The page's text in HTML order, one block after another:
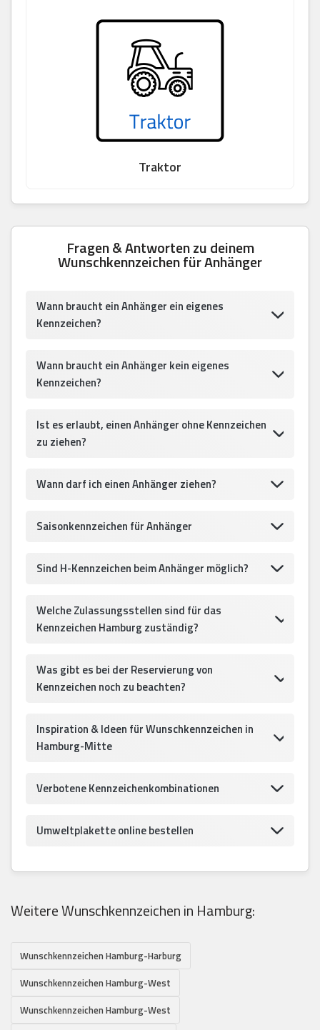
Traktor
Fragen & Antworten zu deinem
Wunschkennzeichen für Anhänger
Wann braucht ein Anhänger ein eigenes
Kennzeichen?
Wann braucht ein Anhänger kein eigenes
Kennzeichen?
Ist es erlaubt, einen Anhänger ohne Kennzeichen
zu ziehen?
Wann darf ich einen Anhänger ziehen?
Saisonkennzeichen für Anhänger
Sind H-Kennzeichen beim Anhänger möglich?
Welche Zulassungsstellen sind für das
Kennzeichen Hamburg zuständig?
Was gibt es bei der Reservierung von
Kennzeichen noch zu beachten?
Inspiration & Ideen für Wunschkennzeichen in
Hamburg-Mitte
Verbotene Kennzeichenkombinationen
Umweltplakette online bestellen
Weitere Wunschkennzeichen in Hamburg:
Wunschkennzeichen Hamburg-Harburg
Wunschkennzeichen Hamburg-West
Wunschkennzeichen Hamburg-West